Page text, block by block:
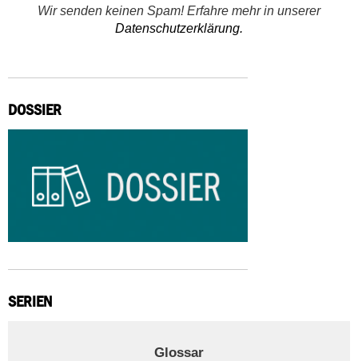
Wir senden keinen Spam! Erfahre mehr in unserer
Datenschutzerklärung.
DOSSIER
SERIEN
Glossar